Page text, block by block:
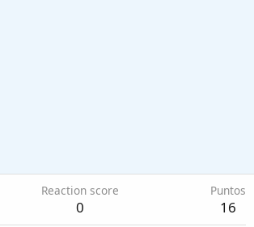
Reaction score
0
Puntos
16